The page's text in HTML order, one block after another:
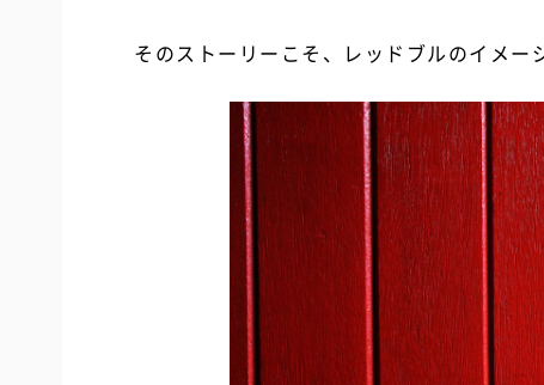
そのストーリーこそ、レッドブルのイメー